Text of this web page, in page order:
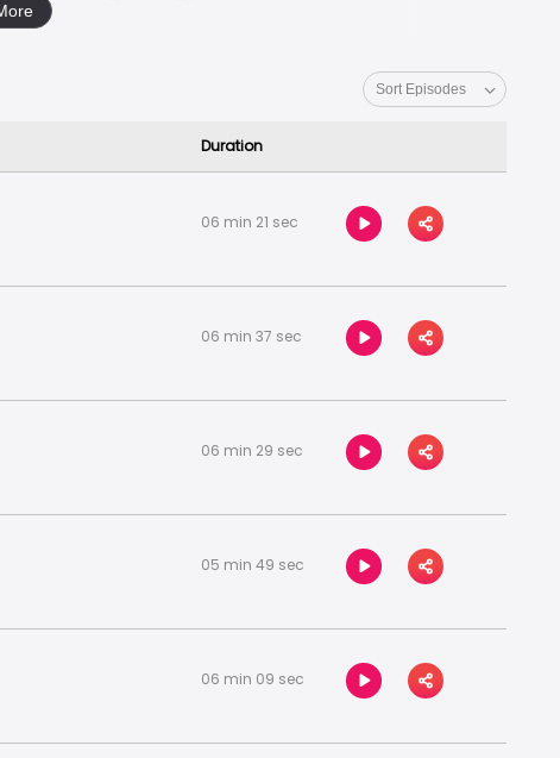
Duration
06 min 21 sec
06 min 37 sec
06 min 29 sec
05 min 49 sec
06 min 09 sec